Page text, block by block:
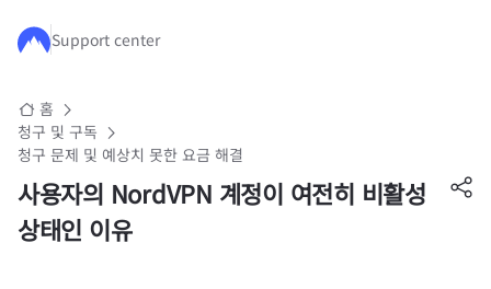
주요 콘텐츠로 건너뛰기
Support center
홈
청구 및 구독
청구 문제 및 예상치 못한 요금 해결
사용자의 NordVPN 계정이 여전히 비활성
상태인 이유